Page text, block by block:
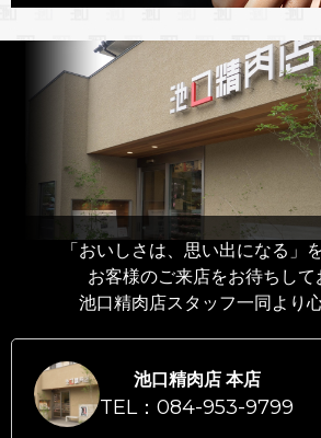
「おいしさは、思い出になる」
お客様のご来店をお待ちして
池口精肉店スタッフ一同より
池口精肉店 本店
TEL：084-953-9799